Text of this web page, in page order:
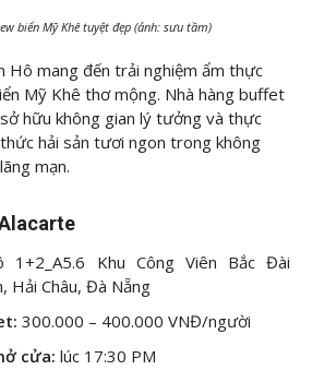
biển Mỹ Khê tuyệt đẹp (ảnh: sưu tầm)
Hô mang đến trải nghiệm ẩm thực
Mỹ Khê thơ mộng. Nhà hàng buffet
hữu không gian lý tưởng và thực
hải sản tươi ngon trong không
mạn.
1+2_A5.6 Khu Công Viên Bắc Đài
Hải Châu, Đà Nẵng
300.000 – 400.000 VNĐ/người
cửa: lúc 17:30 PM